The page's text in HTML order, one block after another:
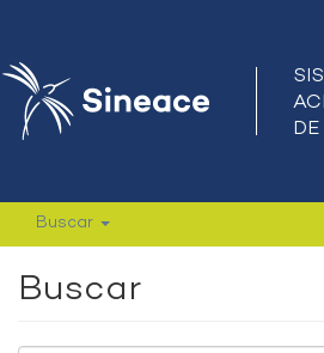
Buscar
Buscar